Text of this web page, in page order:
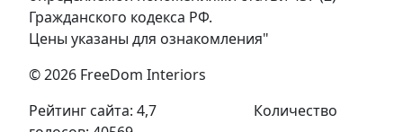
Гражданского кодекса РФ.
Цены указаны для ознакомления"
© 2026 FreeDom Interiors
Рейтинг сайта: 4,7
Количество